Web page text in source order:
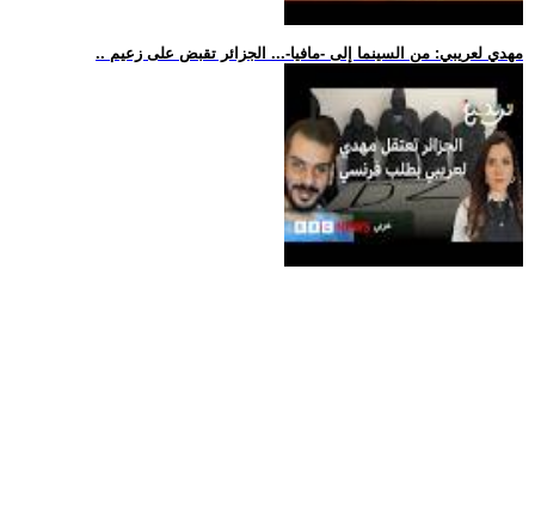
.. مهدي لعريبي: من السينما إلى -مافيا-... الجزائر تقبض على زعيم